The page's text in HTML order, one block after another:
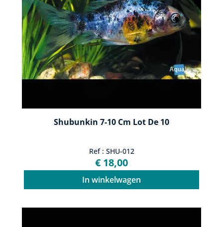
Shubunkin 7-10 Cm Lot De 10
Ref : SHU-012
€ 18,00
In winkelwagen